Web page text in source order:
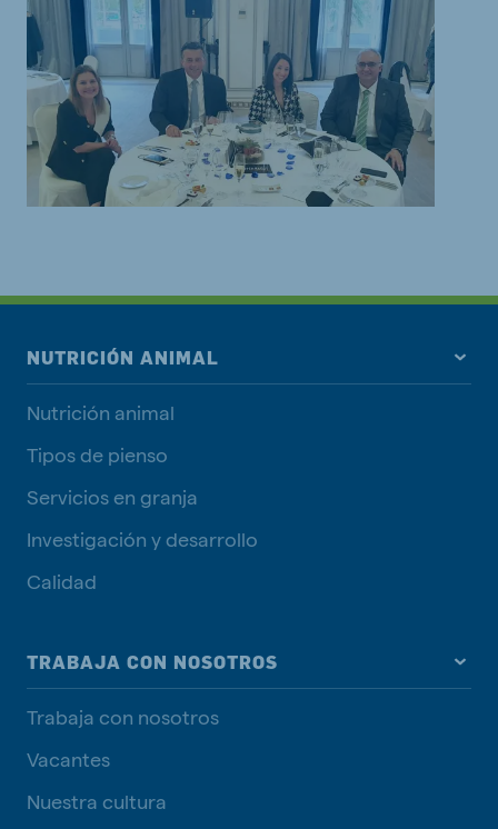
NUTRICIÓN ANIMAL
Nutrición animal
Tipos de pienso
Servicios en granja
Investigación y desarrollo
Calidad
TRABAJA CON NOSOTROS
Trabaja con nosotros
Vacantes
Nuestra cultura